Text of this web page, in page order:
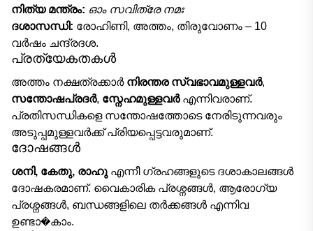
നിത്യ മന്ത്രം: ഓം സവിത്രേ നമഃ
ദശാസന്ധി: രോഹിണി, അത്തം, തിരുവോണം – 10
വർഷം ചന്ദ്രദശ.
പ്രത്യേകതകൾ
അത്തം നക്ഷത്രക്കാർ നിരന്തര സ്വഭാവമുള്ളവർ,
സന്തോഷപ്രദർ, സ്നേഹമുള്ളവർഎന്നിവരാണ്.
പ്രതിസന്ധികളെ സന്തോഷത്തോടെ നേരിടുന്നവരും
അടുപ്പമുള്ളവർക്ക് പ്രിയപ്പെട്ടവരുമാണ്.
ദോഷങ്ങൾ
ശനി, കേതു, രാഹു എന്നീ ഗ്രഹങ്ങളുടെ ദശാകാലങ്ങൾ
ദോഷകരമാണ്. വൈകാരിക പ്രശ്നങ്ങൾ, ആരോഗ്യ
പ്രശ്നങ്ങൾ, ബന്ധങ്ങളിലെ തർക്കങ്ങൾ എന്നിവ
ഉണ്ടാ�കാം.